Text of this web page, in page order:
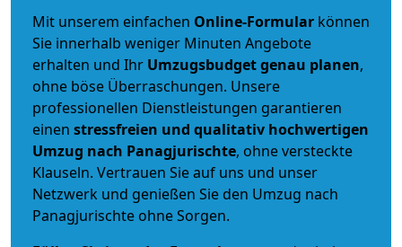
Mit unserem einfachen Online-Formular können
Sie innerhalb weniger Minuten Angebote
erhalten und Ihr Umzugsbudgetgenau planen,
ohne böse Überraschungen. Unsere
professionellen Dienstleistungen garantieren
einen stressfreien und qualitativ hochwertigen
Umzug nach Panagjurischte, ohne versteckte
Klauseln. Vertrauen Sie auf uns und unser
Netzwerk und genießen Sie den Umzug nach
Panagjurischte ohne Sorgen.